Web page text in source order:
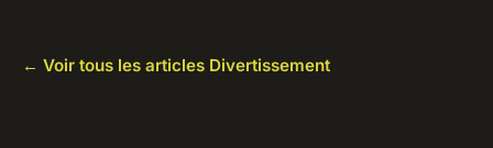
← Voir tous les articles Divertissement